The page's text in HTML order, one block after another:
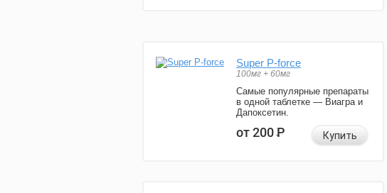
Super P-force
100мг + 60мг
Самые популярные препараты
в одной таблетке — Виагра и
Дапоксетин.
от 200Р Купить